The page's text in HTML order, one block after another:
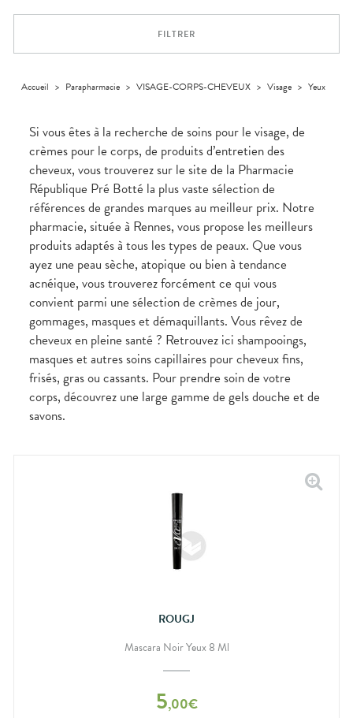
Trousse à
alimentaires
CHEVEUX
Corps
APPLICATION
FILTRER
Accueil > Parapharmacie > VISAGE-CORPS-CHEVEUX > Visage > Yeux
Si vous êtes à la recherche de soins pour le visage, de
crèmes pour le corps, de produits d’entretien des
cheveux, vous trouverez sur le site de la Pharmacie
République Pré Botté la plus vaste sélection de
références de grandes marques au meilleur prix. Notre
pharmacie, située à Rennes, vous propose les meilleurs
produits adaptés à tous les types de peaux. Que vous
ayez une peau sèche, atopique ou bien à tendance
acnéique, vous trouverez forcément ce qui vous
convient parmi une sélection de crèmes de jour,
gommages, masques et démaquillants. Vous rêvez de
cheveux en pleine santé ? Retrouvez ici shampooings,
masques et autres soins capillaires pour cheveux fins,
frisés, gras ou cassants. Pour prendre soin de votre
corps, découvrez une large gamme de gels douche et de
savons.
ROUGJ
Mascara Noir Yeux 8 Ml
5,00€